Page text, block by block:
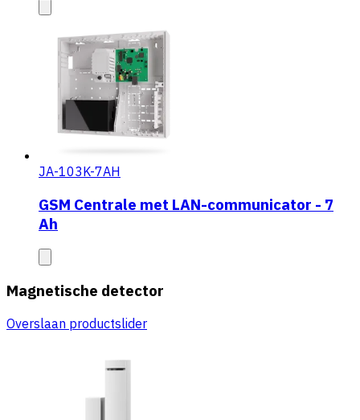
JA-103K-7AH
GSM Centrale met LAN-communicator - 7
Ah
Magnetische detector
Overslaan productslider